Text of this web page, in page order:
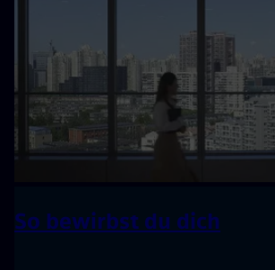
So bewirbst du dich